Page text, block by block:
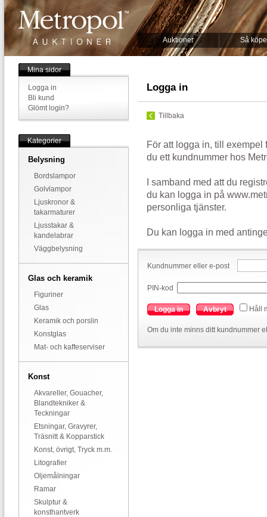
Auktioner Så
Mina sidor
Logga in
Bli kund
Glömt login?
Kategorier
Belysning
Bordslampor
Golvlampor
Ljuskronor &
takarmaturer
Ljusstakar &
kandelabrar
Väggbelysning
Glas och keramik
Figuriner
Glas
Keramik och porslin
Konstglas
Mat- och kaffeserviser
Konst
Akvareller, Gouacher,
Blandtekniker &
Teckningar
Etsningar, Gravyrer,
Träsnitt & Kopparstick
Konst, övrigt, Tryck m.m.
Litografier
Oljemålningar
Ramar
Skulptur &
konsthantverk
Logga in
Tillbaka
För att logga in, till exempel
du ett kundnummer hos
I samband med att du
du kan logga in på
personliga tjänster.
Du kan logga in med
Kundnummer eller e-post
PIN-kod
Logga in Avbryt Håll
Om du inte minns ditt kundnummer